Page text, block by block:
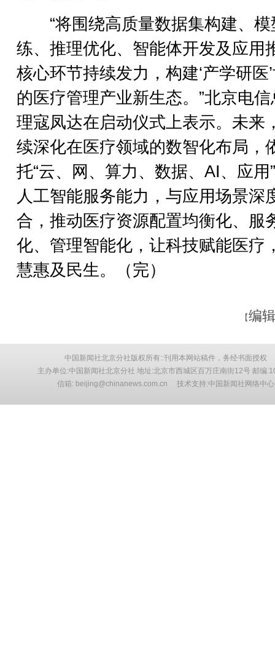
“将围绕高质量数据集构建、模
练、推理优化、智能体开发及应用
核心环节持续发力，构建‘产学研医
的医疗管理产业新生态。”北京电
理寇凤达在启动仪式上表示。未来
续深化在医疗领域的数智化布局，
托“云、网、算力、数据、AI、应用
人工智能服务能力，与应用场景深
合，推动医疗资源配置均衡化、服
化、管理智能化，让科技赋能医疗
慧惠及民生。（完）
【编
中国新闻社北京分社版权所有::刊用本网站稿件，务经书面授权
主办单位:中国新闻社北京分社 地址:北京市西城区百万庄南街12号 邮编
信箱: beijing@chinanews.com.cn 技术支持:中国新闻社网络中心